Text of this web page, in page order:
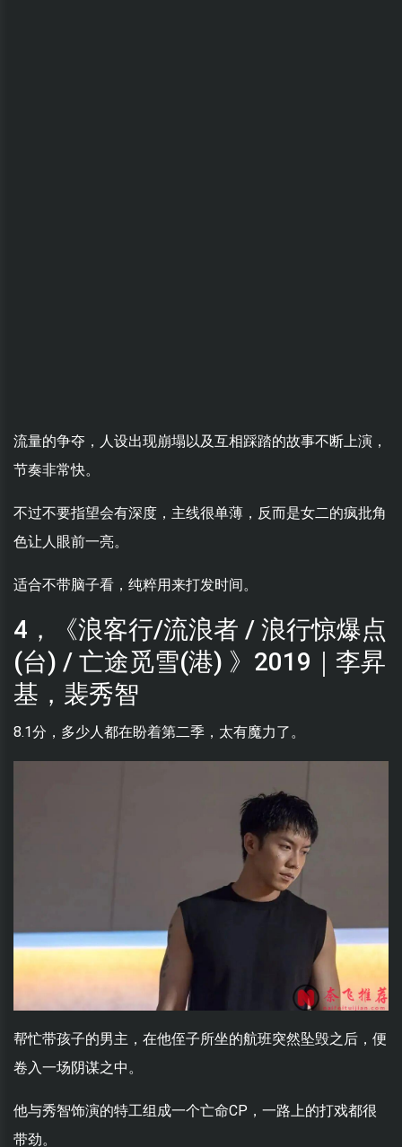
流量的争夺，人设出现崩塌以及互相踩踏的故事不断上演，
节奏非常快。
不过不要指望会有深度，主线很单薄，反而是女二的疯批角
色让人眼前一亮。
适合不带脑子看，纯粹用来打发时间。
4，《浪客行/流浪者 / 浪行惊爆点
(台) / 亡途觅雪(港) 》2019｜李昇
基，裴秀智
8.1分，多少人都在盼着第二季，太有魔力了。
帮忙带孩子的男主，在他侄子所坐的航班突然坠毁之后，便
卷入一场阴谋之中。
他与秀智饰演的特工组成一个亡命CP，一路上的打戏都很
带劲。